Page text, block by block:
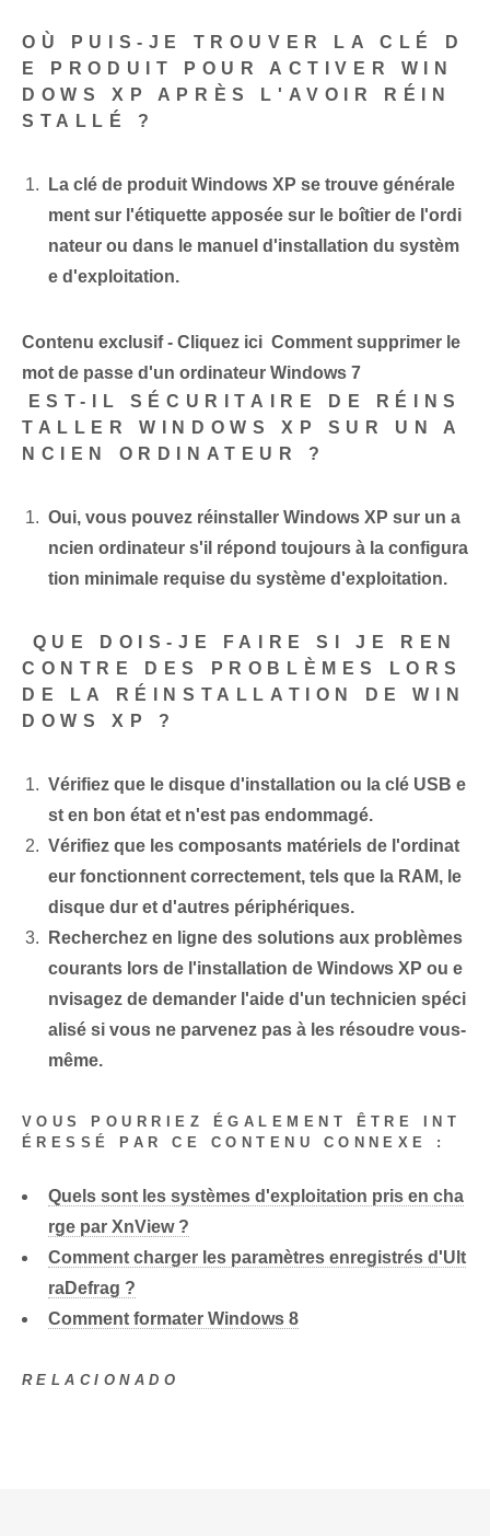
OÙ PUIS-JE TROUVER LA CLÉ D
E PRODUIT POUR ACTIVER WIN
DOWS XP APRÈS L'AVOIR RÉIN
STALLÉ ?
La clé de produit Windows XP se trouve générale
ment sur l'étiquette apposée sur le boîtier de l'ordi
nateur ou dans le manuel d'installation du systèm
e d'exploitation.
Contenu exclusif - Cliquez ici Comment supprimer le
mot de passe d'un ordinateur Windows 7
⁢EST-IL SÉCURITAIRE DE RÉINS
TALLER WINDOWS XP SUR UN A
NCIEN ORDINATEUR ?
Oui, vous pouvez réinstaller Windows XP sur un a
ncien ordinateur s'il répond toujours à la configura
tion minimale requise du système d'exploitation.
‌ QUE DOIS-JE FAIRE SI JE REN
CONTRE DES PROBLÈMES LORS
DE LA RÉINSTALLATION DE WIN
DOWS XP ?
Vérifiez que le disque d'installation ou la clé USB e
st en bon état et n'est pas endommagé.
Vérifiez⁤ que les composants matériels⁢ de l'ordinat
eur fonctionnent correctement, tels que la RAM, le
disque dur et⁢ d'autres périphériques.
Recherchez en ligne des solutions aux problèmes
courants lors de l'installation de Windows XP ou e
nvisagez de demander l'aide d'un technicien spéci
alisé si vous ne parvenez pas à les résoudre vous-
même.
VOUS POURRIEZ ÉGALEMENT ÊTRE INT
ÉRESSÉ PAR CE CONTENU CONNEXE :
Quels sont les systèmes d'exploitation pris en cha
rge par XnView ?
Comment charger les paramètres enregistrés d'Ult
raDefrag ?
Comment formater Windows 8
RELACIONADO